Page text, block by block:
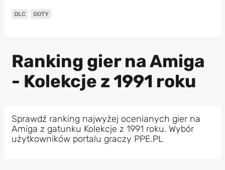
DLC GOTY
Ranking gier na Amiga
- Kolekcje z 1991 roku
Sprawdź ranking najwyżej ocenianych gier na
Amiga z gatunku Kolekcje z 1991 roku. Wybór
użytkowników portalu graczy PPE.PL